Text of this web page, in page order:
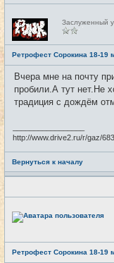
Н
е
в
с
е
т
и
Заслуженный
Ретрофест Сорокина 18-19
Вчера мне на почту
пробили.А тут нет.Не
традиция с дождём
http://www.drive2.ru/r/gaz/
Вернуться к началу
Н
е
е
тРетрофест Сорокина 18-19